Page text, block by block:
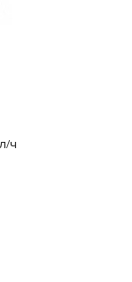
ч